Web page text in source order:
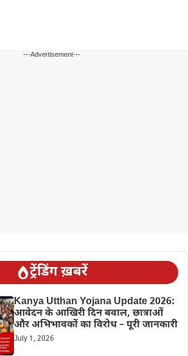
---Advertisement---
ट्रेंडिंग ख़बरें
Kanya Utthan Yojana Update 2026:
आवेदन के आखिरी दिन बवाल, छात्राओं
और अभिभावकों का विरोध – पूरी जानकारी
July 1, 2026